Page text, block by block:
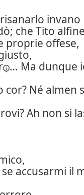
invano
che Tito
proprie offese,
… Ma dunque
cor? Né almen
Ah non si
accusarmi il